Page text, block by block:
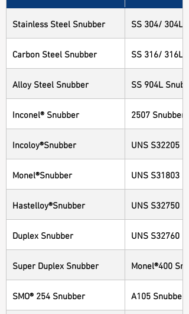
Stainless Steel Snubber SS 304/ 304L
Carbon Steel Snubber SS 316/ 316L
Alloy Steel Snubber SS 904L
Inconel® Snubber 2507 Snubber
Incoloy®Snubber UNS S32205
Monel®Snubber UNS S31803
Hastelloy®Snubber UNS S32750
Duplex Snubber UNS S32760
Super Duplex Snubber Monel®400
SMO® 254 Snubber A105 Snubber